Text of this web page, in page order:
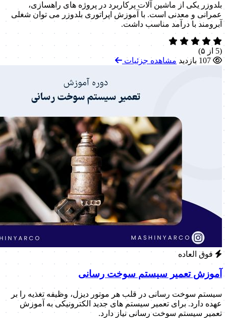
بلدوزر یکی از ماشین آلات پرکاربرد در پروژه های راهسازی،
عمرانی و معدنی است. با آموزش اپراتوری بلدوزر می توان شغلی
آبرومند با درآمد مناسب داشت.
(5 از ۵)
107 بازدید
مشاهده جزئیات
فوق العاده
آموزش تعمیر سیستم سوخت رسانی
سیستم سوخت رسانی در قلب هر موتور دیزل، وظیفه تغذیه را بر
عهده دارد. برای تعمیر سیستم های جدید الکترونیکی به آموزش
تعمیر سیستم سوخت رسانی نیاز دارد.